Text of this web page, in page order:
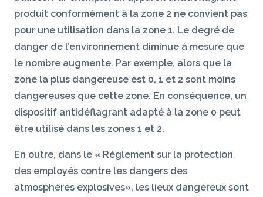
produit conformément à la zone 2 ne convient pas
pour une utilisation dans la zone 1. Le degré de
danger de l’environnement diminue à mesure que
le nombre augmente. Par exemple, alors que la
zone la plus dangereuse est 0, 1 et 2 sont moins
dangereuses que cette zone. En conséquence, un
dispositif antidéflagrant adapté à la zone 0 peut
être utilisé dans les zones 1 et 2.
En outre, dans le « Règlement sur la protection
des employés contre les dangers des
atmosphères explosives», les lieux dangereux sont